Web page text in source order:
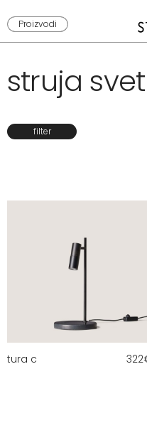
Proizvodi
struja
filter
tura c 322